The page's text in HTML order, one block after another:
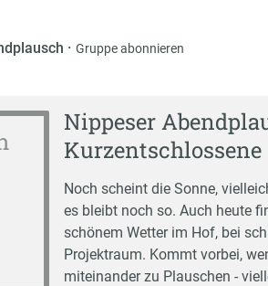
· Gruppe abonnieren
Nippeser
Kurzentschlossene
Noch scheint die Sonne,
es bleibt noch so. Auch heute
schönem Wetter im Hof, bei
Projektraum. Kommt vorbei,
miteinander zu Plauschen -